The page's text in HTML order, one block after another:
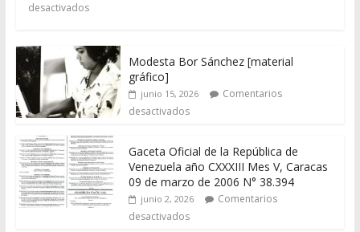
desactivados
Modesta Bor Sánchez [material
gráfico]
junio 15, 2026
Comentarios
desactivados
Gaceta Oficial de la República de
Venezuela año CXXXIII Mes V, Caracas
09 de marzo de 2006 N° 38.394
junio 2, 2026
Comentarios
desactivados